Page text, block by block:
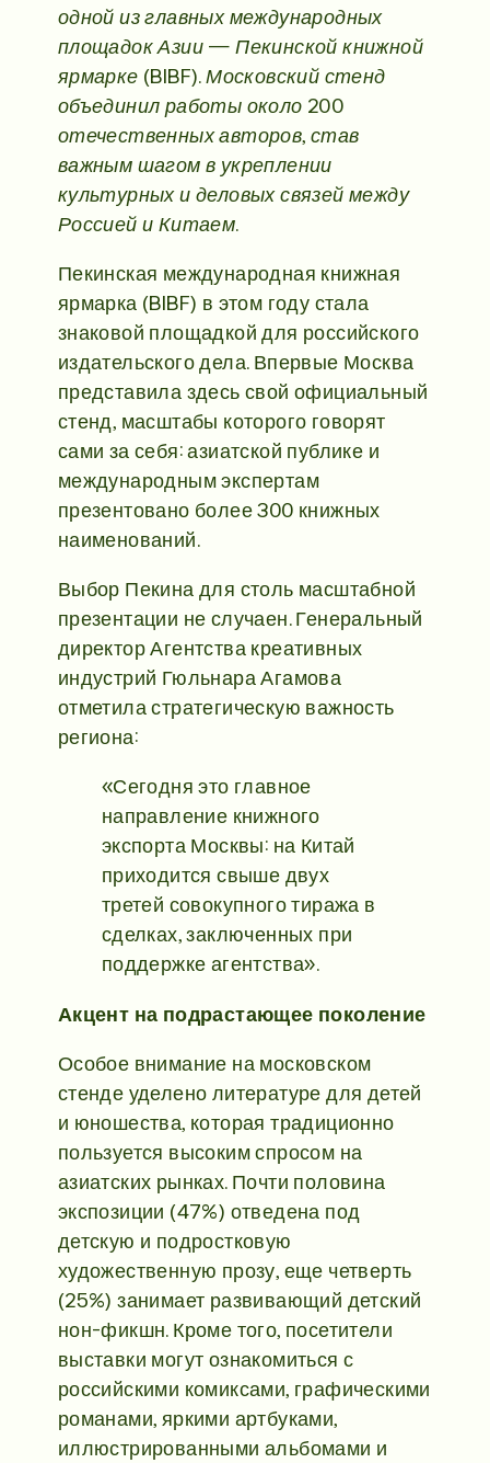
одной из главных международных
площадок Азии — Пекинской книжной
ярмарке (BIBF). Московский стенд
объединил работы около 200
отечественных авторов, став
важным шагом в укреплении
культурных и деловых связей между
Россией и Китаем.
Пекинская международная книжная
ярмарка (BIBF) в этом году стала
знаковой площадкой для российского
издательского дела. Впервые Москва
представила здесь свой официальный
стенд, масштабы которого говорят
сами за себя: азиатской публике и
международным экспертам
презентовано более 300 книжных
наименований.
Выбор Пекина для столь масштабной
презентации не случаен. Генеральный
директор Агентства креативных
индустрий Гюльнара Агамова
отметила стратегическую важность
региона:
«Сегодня это главное
направление книжного
экспорта Москвы: на Китай
приходится свыше двух
третей совокупного тиража в
сделках, заключенных при
поддержке агентства».
Акцент на подрастающее поколение
Особое внимание на московском
стенде уделено литературе для детей
и юношества, которая традиционно
пользуется высоким спросом на
азиатских рынках. Почти половина
экспозиции (47%) отведена под
детскую и подростковую
художественную прозу, еще четверть
(25%) занимает развивающий детский
нон-фикшн. Кроме того, посетители
выставки могут ознакомиться с
российскими комиксами, графическими
романами, яркими артбуками,
иллюстрированными альбомами и